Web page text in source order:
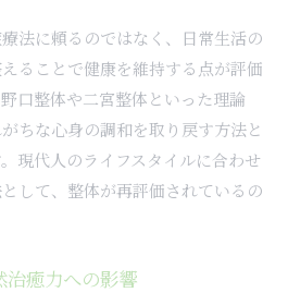
を日常生活に取り入れる方法
心と体の調和を実感する瞬間
の実践で得られる具体的効果
心身のセルフケア体験談
生活の質に与える変化とは
法に頼るのではなく、日常生活の
ることで健康を維持する点が評価
口整体や二宮整体といった理論
ちな心身の調和を取り戻す方法と
現代人のライフスタイルに合わせ
して、整体が再評価されているの
治癒力への影響